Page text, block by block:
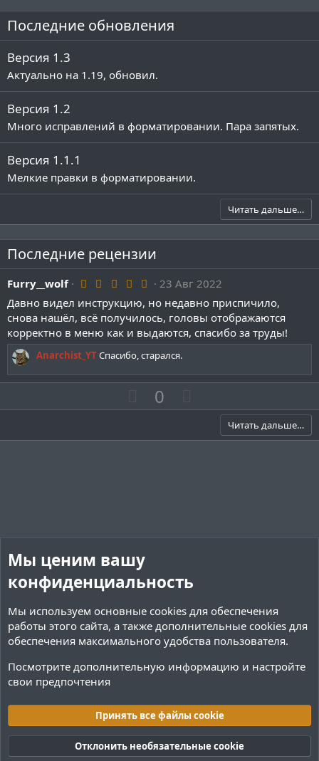
Последние обновления
Версия 1.3
Актуально на 1.19, обновил.
Версия 1.2
Много исправлений в форматировании. Пара запятых.
Версия 1.1.1
Мелкие правки в форматировании.
Читать дальше…
Последние рецензии
Furry__wolf 5
0
0
з
в
ё
з
23 Авг 2022
Давно видел инструкцию, но недавно приспичило,
снова нашёл, всё получилось, головы отображаются
корректно в меню как и выдаются, спасибо за труды!
Anarchist_YTСпасибо, старался.
П
о
и
г
о
о
с
0
е
а
о
с
Читать дальше…
Cookies Тёмная (2020)
Русский (RU)
Обратная связь
Условия и правила
R
Мы ценим вашу
конфиденциальность
Мы используем основные cookies для обеспечения
работы этого сайта, а также дополнительные cookies для
обеспечения максимального удобства пользователя.
Посмотрите дополнительную информацию и настройте
свои предпочтения
Принять все файлы cookie
Отклонить необязательные cookie